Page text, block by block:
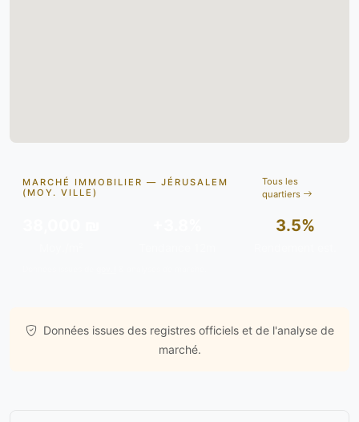
MARCHÉ IMMOBILIER — JÉRUSALEM
(MOY. VILLE)
Tous les
quartiers
3.5%
Données issues des registres officiels et de l'analyse de
marché.